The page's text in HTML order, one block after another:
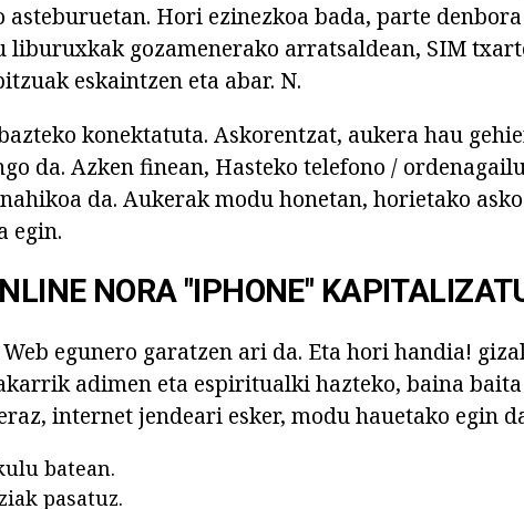
asteburuetan. Hori ezinezkoa bada, parte
liburuxkak gozamenerako arratsaldean, SIM
eskaintzen eta abar. N.
konektatuta. Askorentzat, aukera hau
da. Azken finean, Hasteko telefono /
da. Aukerak modu honetan, horietako
egin.
NORA "IPHONE"
egunero garatzen ari da. Eta hori handia!
adimen eta espiritualki hazteko, baina
internet jendeari esker, modu hauetako egin
batean.
pasatuz.